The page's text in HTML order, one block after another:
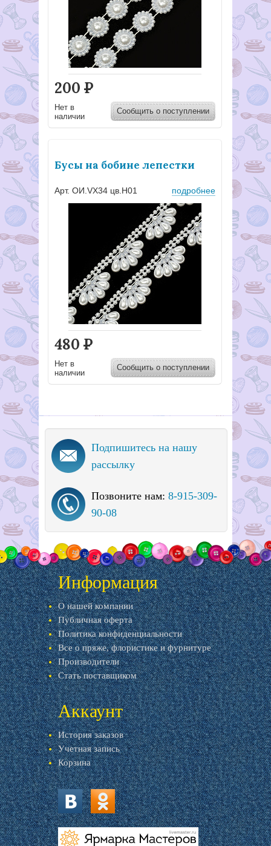
200 Р
Нет в
наличии
Сообщить о поступлении
Бусы на бобине лепестки
Арт. ОИ.VX34 цв.H01 подробнее
480 Р
Нет в
наличии
Сообщить о поступлении
Подпишитесь на нашу
рассылку
Позвоните нам: 8-915-309-
90-08
Информация
О нашей компании
Публичная оферта
Политика конфиденциальности
Все о пряже, флористике и фурнитуре
Производители
Стать поставщиком
Аккаунт
История заказов
Учетная запись
Корзина
vk.com ok.ru